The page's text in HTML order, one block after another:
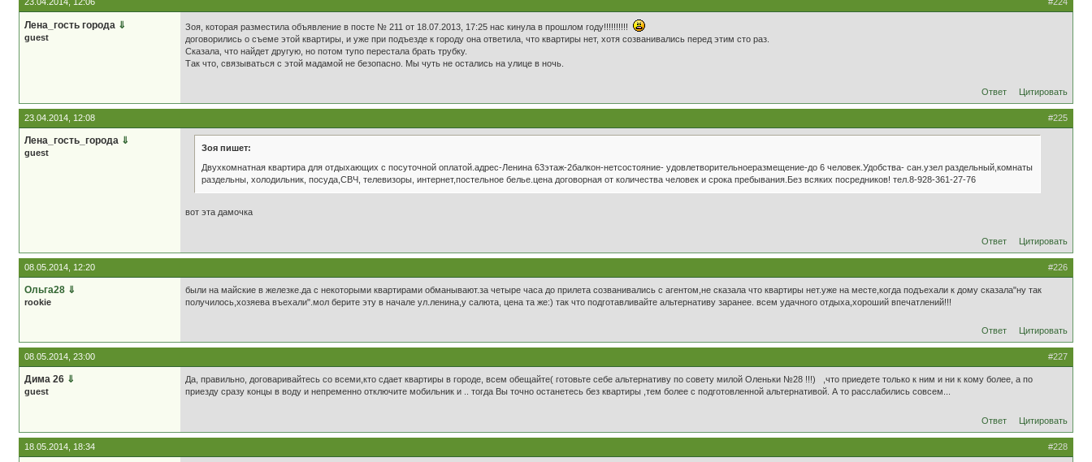
Лена_гость города ⇓
guest
Зоя, которая разместила объявление в посте № 211 от 18.07.2013, 17:25 нас кинула в прошлом году!!!!!!!!!!
договорились о съеме этой квартиры, и уже при подъезде к городу она ответила, что квартиры нет, хотя созванивались перед этим сто раз.
Сказала, что найдет другую, но потом тупо перестала брать трубку.
Так что, связываться с этой мадамой не безопасно. Мы чуть не остались на улице в ночь.
Ответ Цитировать
#225
23.04.2014, 12:08
Лена_гость_города ⇓
guest
Зоя пишет:
Двухкомнатная квартира для отдыхающих с посуточной оплатой.адрес-Ленина 63этаж-2балкон-нетсостояние- удовлетворительноеразмещение-до 6 человек.Удобства- сан.узел раздельный,комнаты
раздельны, холодильник, посуда,СВЧ, телевизоры, интернет,постельное белье.цена договорная от количества человек и срока пребывания.Без всяких посредников! тел.8-928-361-27-76
вот эта дамочка
Ответ Цитировать
#226
08.05.2014, 12:20
Ольга28 ⇓
rookie
были на майские в железке.да с некоторыми квартирами обманывают.за четыре часа до прилета созванивались с агентом,не сказала что квартиры нет.уже на месте,когда подъехали к дому сказала"ну так
получилось,хозяева въехали".мол берите эту в начале ул.ленина,у салюта, цена та же:) так что подготавливайте альтернативу заранее. всем удачного отдыха,хороший впечатлений!!!
Ответ Цитировать
#227
08.05.2014, 23:00
Дима 26 ⇓
guest
Да, правильно, договаривайтесь со всеми,кто сдает квартиры в городе, всем обещайте( готовьте себе альтернативу по совету милой Оленьки №28 !!!) ,что приедете только к ним и ни к кому более, а по
приезду сразу концы в воду и непременно отключите мобильник и .. тогда Вы точно останетесь без квартиры ,тем более с подготовленной альтернативой. А то расслабились совсем...
Ответ Цитировать
#228
18.05.2014, 18:34